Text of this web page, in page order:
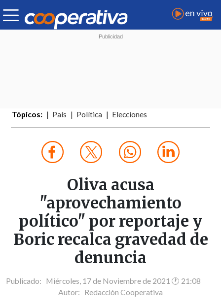
Tópicos: País Política Elecciones
Oliva acusa
"aprovechamiento
político" por reportaje y
Boric recalca gravedad de
denuncia
Publicado: Miércoles, 17 de Noviembre de 2021 🕐 21:08
Autor: Redacción Cooperativa